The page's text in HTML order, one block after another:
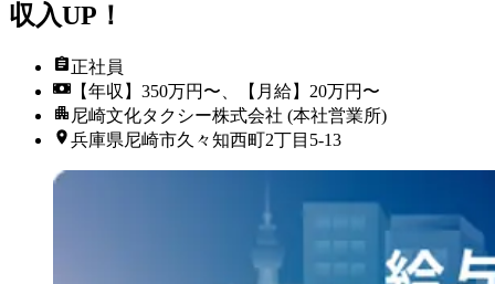
収入UP！
正社員
【年収】350万円〜、【月給】20万円〜
尼崎文化タクシー株式会社 (本社営業所)
兵庫県尼崎市久々知西町2丁目5-13